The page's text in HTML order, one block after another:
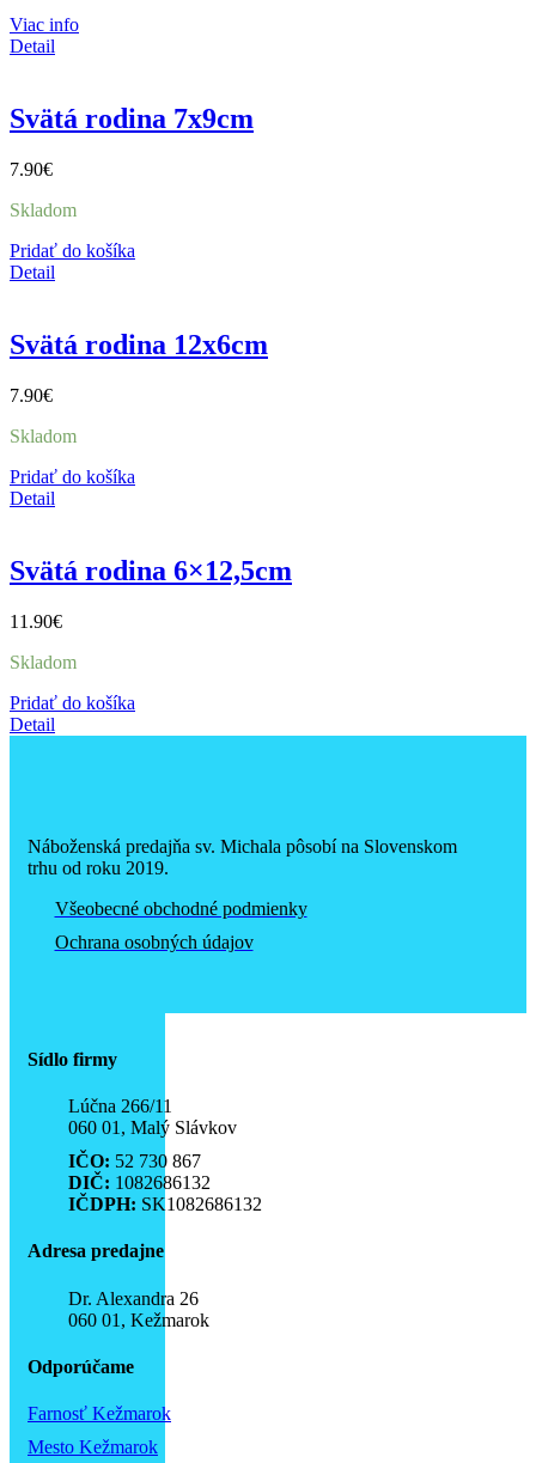
Viac info
Detail
Svätá rodina 7x9cm
7.90€
Skladom
Pridať do košíka
Detail
Svätá rodina 12x6cm
7.90€
Skladom
Pridať do košíka
Detail
Svätá rodina 6×12,5cm
11.90€
Skladom
Pridať do košíka
Detail
Náboženská predajňa sv. Michala pôsobí na Slovenskom
trhu od roku 2019.
Všeobecné obchodné podmienky
Ochrana osobných údajov
Sídlo firmy
Lúčna 266/11
060 01, Malý Slávkov
IČO: 52 730 867
DIČ: 1082686132
IČDPH: SK1082686132
Adresa predajne
Dr. Alexandra 26
060 01, Kežmarok
Odporúčame
Farnosť Kežmarok
Mesto Kežmarok